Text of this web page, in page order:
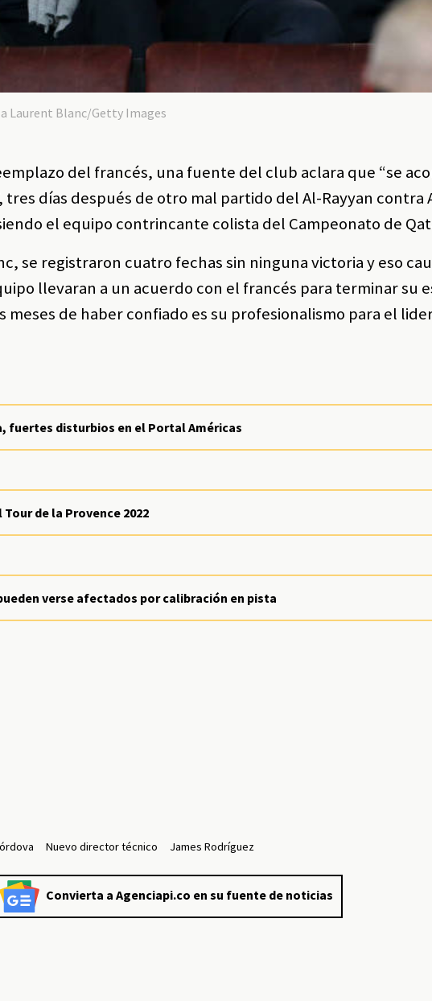
Laurent Blanc/Getty Images
del francés, una fuente del club aclara que “se
días después de otro mal partido del Al-Rayyan contra
el equipo contrincante colista del Campeonato de
se registraron cuatro fechas sin ninguna victoria y eso
llevaran a un acuerdo con el francés para terminar su
meses de haber confiado es su profesionalismo para el
fuertes disturbios en el Portal Américas
de la Provence 2022
verse afectados por calibración en pista
Nuevo director técnico James Rodríguez
Convierta a Agenciapi.co en su fuente de noticias